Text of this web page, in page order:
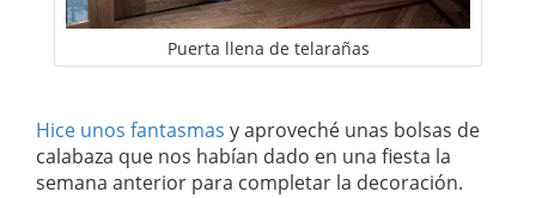
Puerta llena de telarañas
Hice unos fantasmas y aproveché unas bolsas de
calabaza que nos habían dado en una fiesta la
semana anterior para completar la decoración.